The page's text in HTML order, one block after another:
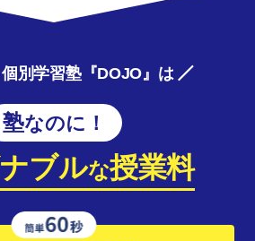
別学習塾『DOJO』は
塾なのに！
ブルな授業料